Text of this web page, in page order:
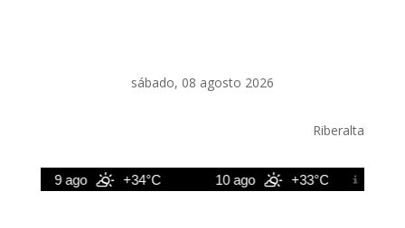
sábado, 08 agosto 2026
Riberalta
9 ago +34°C 10 ago +33°C